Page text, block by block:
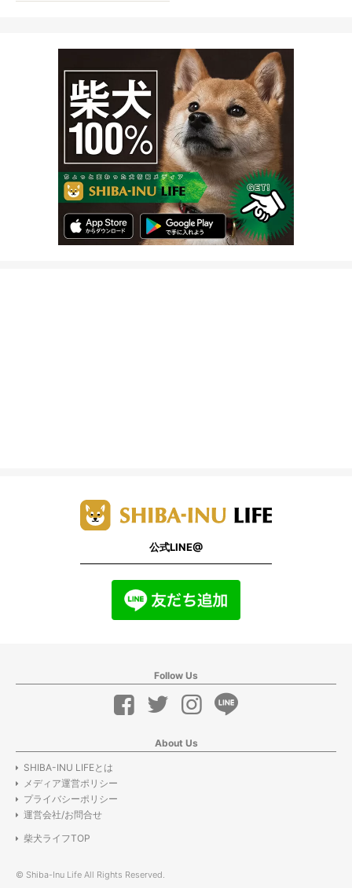
公式LINE@
Follow Us
About Us
SHIBA-INU LIFEとは
メディア運営ポリシー
プライバシーポリシー
運営会社/お問合せ
柴犬ライフTOP
© Shiba-Inu Life All Rights Reserved.